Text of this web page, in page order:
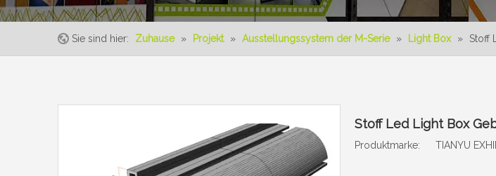
Sie sind hier: Zuhause » Projekt » Ausstellungssystem der M-Serie » Light Box » Stoff
Stoff Led Light Box
Produktmarke: TIANYU